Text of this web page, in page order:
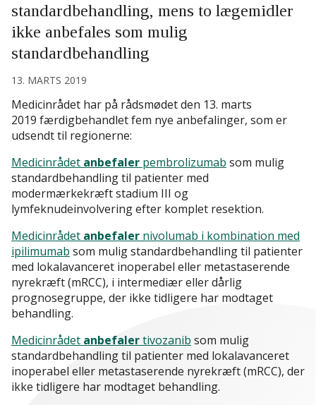
standardbehandling, mens to lægemidler
ikke anbefales som mulig
standardbehandling
13. MARTS 2019
Medicinrådet har på rådsmødet den 13. marts
2019 færdigbehandlet fem nye anbefalinger, som er
udsendt til regionerne:
Medicinrådet anbefaler pembrolizumab som mulig
standardbehandling til patienter med
modermærkekræft stadium III og
lymfeknudeinvolvering efter komplet resektion.
Medicinrådet anbefaler nivolumab i kombination med
ipilimumab som mulig standardbehandling til patienter
med lokalavanceret inoperabel eller metastaserende
nyrekræft (mRCC), i intermediær eller dårlig
prognosegruppe, der ikke tidligere har modtaget
behandling.
Medicinrådet anbefalertivozanib som mulig
standardbehandling til patienter med lokalavanceret
inoperabel eller metastaserende nyrekræft (mRCC), der
ikke tidligere har modtaget behandling.